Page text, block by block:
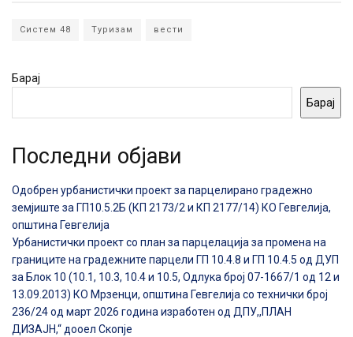
Систем 48 Туризам вести
Барај
Барај
Последни објави
Одобрен урбанистички проект за парцелирано градежно
земјиште за ГП10.5.2Б (КП 2173/2 и КП 2177/14) КО Гевгелија,
општина Гевгелија
Урбанистички проект со план за парцелација за промена на
границите на градежните парцели ГП 10.4.8 и ГП 10.4.5 од ДУП
за Блок 10 (10.1, 10.3, 10.4 и 10.5, Одлука број 07-1667/1 од 12 и
13.09.2013) КО Мрзенци, општина Гевгелија со технички број
236/24 од март 2026 година изработен од ДПУ,,ПЛАН
ДИЗАЈН,“ дооел Скопје